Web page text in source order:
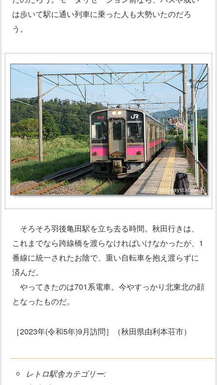
は歩いて駅に通い列車に乗った人も大勢いたのだろ
う。
そろそろ羽後亀田駅を立ち去る時間。秋田行きは、
これまでなら跨線橋を渡らなければいけなかったが、1
番線に統一されたお陰で、重い自転車を抱え渡らずに
済んだ。
やってきたのは701系電車。今やすっかり北東北の顔
となったものだ。
［2023年(令和5年)9月訪問］（秋田県由利本荘市）
レトロ駅舎カテゴリー: